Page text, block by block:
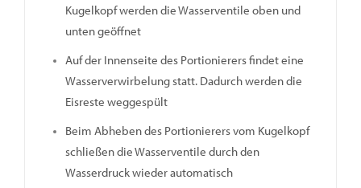
Kugelkopf werden die Wasserventile oben und
unten geöffnet
Auf der Innenseite des Portionierers findet eine
Wasserverwirbelung statt. Dadurch werden die
Eisreste weggespült
Beim Abheben des Portionierers vom Kugelkopf
schließen die Wasserventile durch den
Wasserdruck wieder automatisch